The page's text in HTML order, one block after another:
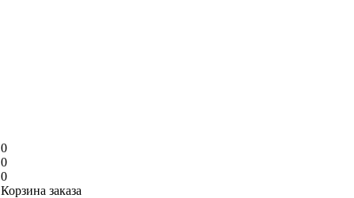
0
0
0
Корзина заказа